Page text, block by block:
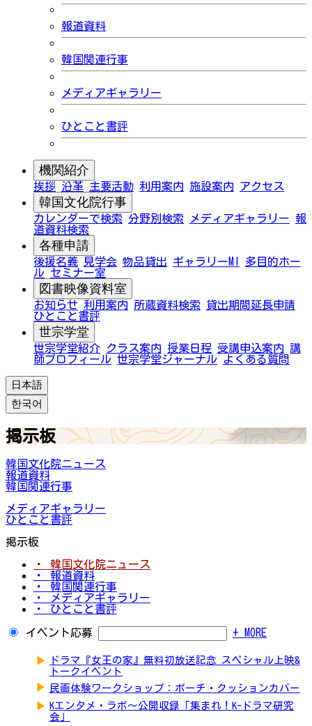
報道資料
韓国関連行事
メディアギャラリー
ひとこと書評
機関紹介
挨拶 沿革 主要活動 利用案内 施設案内 アクセス
韓国文化院行事
カレンダーで検索 分野別検索 メディアギャラリー 報
道資料検索
各種申請
後援名義 見学会 物品貸出 ギャラリーMI
多目的ホー
ル セミナー室
図書映像資料室
お知らせ 利用案内 所蔵資料検索
貸出期間延長申請
ひとこと書評
世宗学堂
世宗学堂紹介 クラス案内 授業日程 受講申込案内 講
師プロフィール 世宗学堂ジャーナル よくある質問
日本語
한국어
掲示板
韓国文化院ニュース
報道資料
韓国関連行事
メディアギャラリー
ひとこと書評
掲示板
・ 韓国文化院ニュース
・ 報道資料
・ 韓国関連行事
・ メディアギャラリー
・ ひとこと書評
イベント応募 + MORE
▶
ドラマ『女王の家』無料初放送記念 スペシャル上映&
トークイベント
▶ 民画体験ワークショップ：ポーチ・クッションカバー
▶ Kエンタメ・ラボ～公開収録「集まれ！K-ドラマ研究
会」